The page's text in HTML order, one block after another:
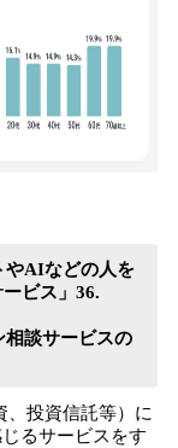
やAIなどの人を
ビス」36.
相談サービスの
、投資信託等）に
るサービスをす